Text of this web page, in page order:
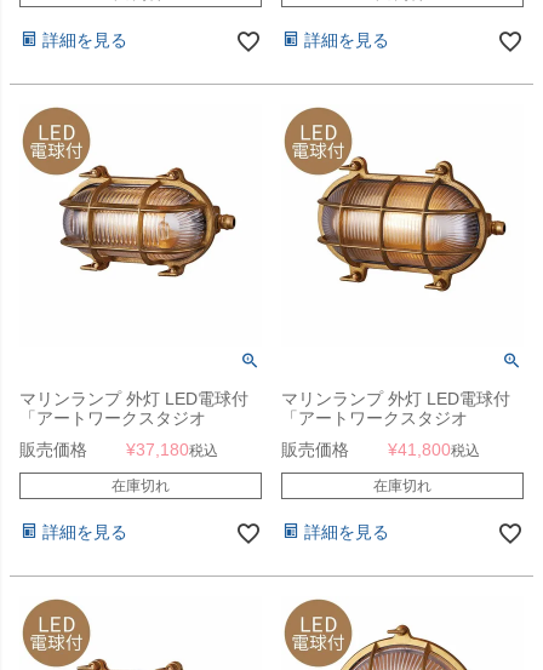
lamp（L））コードなし/屋内・
詳細を見る
屋内・屋外兼用」
詳細を見る
マリンランプ 外灯 LED電球付
「アートワークスタジオ
（ARTWORKSTUDIO）ビーチ
ハウス オーバルウォールランプ
（Beach house-oval wall
lamp）コードなし/屋内・屋外
販売価格 ¥37,180税込
在庫切れ
詳細を見る
マリンランプ 外灯 LED電球付
「アートワークスタジオ
（ARTWORKSTUDIO）ビーチ
ハウス オーバルウォールランプ
L（Beach house-oval wall
lamp（L））コードなし/屋内・
販売価格 ¥41,800税込
在庫切れ
詳細を見る